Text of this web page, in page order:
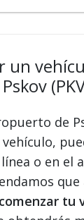
un
de
o en el
que
tu